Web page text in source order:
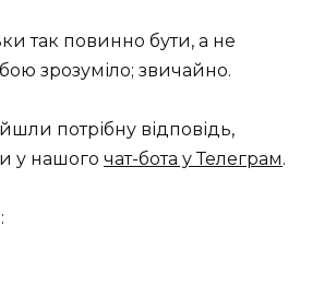
так повинно бути, а не
зрозуміло; звичайно.
потрібну відповідь,
у нашого чат-бота у Телеграм.